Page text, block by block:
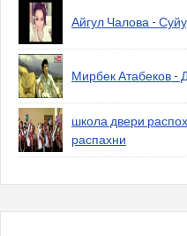
Айгул Чалова -
Мирбек Атабеков -
школа двери
распахни